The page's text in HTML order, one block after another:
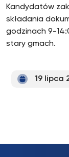
Kandydatów
składania
godzinach 9-
stary gmach.
19 lipca